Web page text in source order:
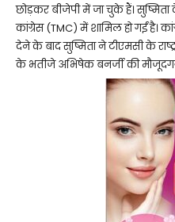
छोड़कर बीजेपी में जा चुके हैं।
कांग्रेस (TMC) में शामिल हो गईं है।
देने के बाद सुष्मिता ने टीएमसी के
के भतीजे अभिषेक बनर्जी की